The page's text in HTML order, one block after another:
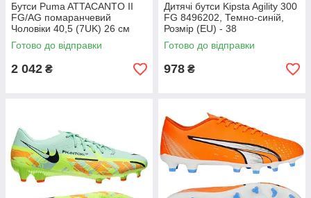
Бутси Puma ATTACANTO II
FG/AG помаранчевий
Чоловіки 40,5 (7UK) 26 см
108493-04
Готово до відправки
2 042 ₴
Дитячі бутси Kipsta Agility 300
FG 8496202, Темно-синій,
Розмір (EU) - 38
Готово до відправки
978 ₴